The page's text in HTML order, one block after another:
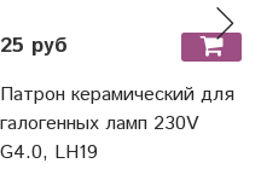
25 руб
Патрон керамический для
галогенных ламп 230V
G4.0, LH19